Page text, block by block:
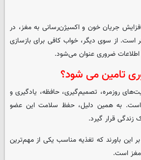
جریان خون و اکسیژن‌رسانی به مغز، در
است. از سوی دیگر، خواب کافی برای بازسازی
ضروری عنوان می‌شود.
تامین می شود؟
روزمره، تصمیم‌گیری، حافظه، یادگیری و
است. به همین دلیل، حفظ سلامت این عضو
زندگی قرار گیرد.
این باورند که تغذیه مناسب یکی از مهم‌ترین
مغز است.